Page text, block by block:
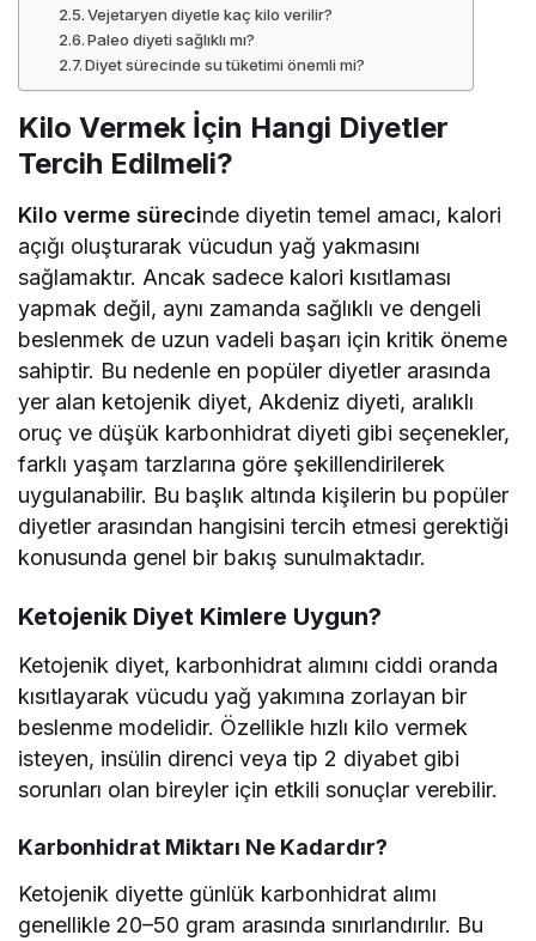
Vejetaryen diyetle kaç kilo verilir?
Paleo diyeti sağlıklı mı?
Diyet sürecinde su tüketimi önemli mi?
Kilo Vermek İçin Hangi Diyetler
Tercih Edilmeli?
Kilo verme sürecinde diyetin temel amacı, kalori
açığı oluşturarak vücudun yağ yakmasını
sağlamaktır. Ancak sadece kalori kısıtlaması
yapmak değil, aynı zamanda sağlıklı ve dengeli
beslenmek de uzun vadeli başarı için kritik öneme
sahiptir. Bu nedenle en popüler diyetler arasında
yer alan ketojenik diyet, Akdeniz diyeti, aralıklı
oruç ve düşük karbonhidrat diyeti gibi seçenekler,
farklı yaşam tarzlarına göre şekillendirilerek
uygulanabilir. Bu başlık altında kişilerin bu popüler
diyetler arasından hangisini tercih etmesi gerektiği
konusunda genel bir bakış sunulmaktadır.
Ketojenik Diyet Kimlere Uygun?
Ketojenik diyet, karbonhidrat alımını ciddi oranda
kısıtlayarak vücudu yağ yakımına zorlayan bir
beslenme modelidir. Özellikle hızlı kilo vermek
isteyen, insülin direnci veya tip 2 diyabet gibi
sorunları olan bireyler için etkili sonuçlar verebilir.
Karbonhidrat Miktarı Ne Kadardır?
Ketojenik diyette günlük karbonhidrat alımı
genellikle 20–50 gram arasında sınırlandırılır. Bu